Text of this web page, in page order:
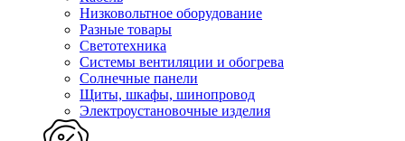
Низковольтное оборудование
Разные товары
Светотехника
Системы вентиляции и обогрева
Солнечные панели
Щиты, шкафы, шинопровод
Электроустановочные изделия